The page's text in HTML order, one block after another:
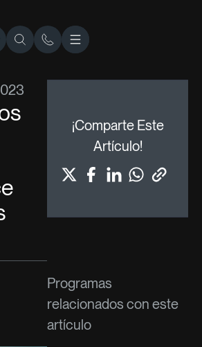
puestos clave en Business
¡Comparte Este
Artículo!
Programas
relacionados con este
artículo